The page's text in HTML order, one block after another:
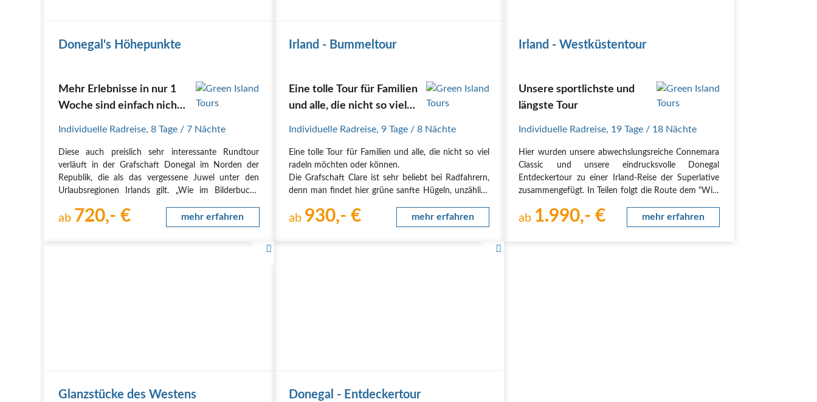
Donegal's Höhepunkte
Mehr Erlebnisse in nur 1
Woche sind einfach nicht
Individuelle Radreise, 8 Tage / 7 Nächte
Diese auch preislich sehr interessante Rundtour
verläuft in der Grafschaft Donegal im Norden der
Republik, die als das vergessene Juwel unter den
Urlaubsregionen Irlands gilt. „Wie im Bilderbuch",
ideal für aktivere Personen, die viel sehen und…
ab 720,- € mehr erfahren
Irland - Bummeltour
Eine tolle Tour für Familien
und alle, die nicht so viel
Individuelle Radreise, 9 Tage / 8 Nächte
Eine tolle Tour für Familien und alle, die nicht so viel
radeln möchten oder können.
Die Grafschaft Clare ist sehr beliebt bei Radfahrern,
denn man findet hier grüne sanfte Hügeln, unzählige
natürlich die berühmten Cliffs of Moher. Der
ab 930,- € mehr erfahren
Irland - Westküstentour
Unsere sportlichste und
längste Tour
Individuelle Radreise, 19 Tage / 18 Nächte
Hier wurden unsere abwechslungsreiche Connemara
Classic und unsere eindrucksvolle Donegal
Entdeckertour zu einer Irland-Reise der Superlative
zusammengefügt. In Teilen folgt die Route dem "Wild
imposanter Westküste in der richtigen Reihenfolge…
ab 1.990,- € mehr erfahren
Glanzstücke des Westens Donegal - Entdeckertour